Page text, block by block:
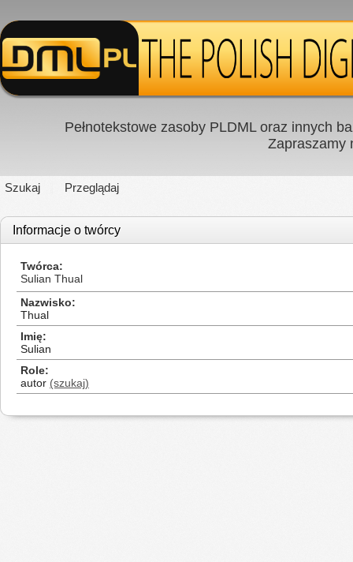
Pełnotekstowe zasoby PLDML oraz innych
Zapraszamy
Szukaj Przeglądaj
Informacje o twórcy
Twórca
Sulian Thual
Nazwisko
Thual
Imię
Sulian
Role
autor (szukaj)